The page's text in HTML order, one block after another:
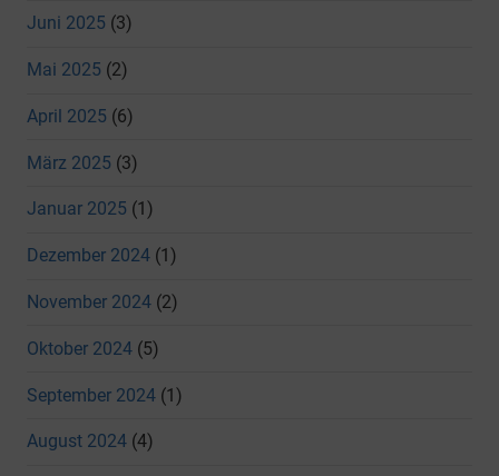
Juni 2025 (3)
Mai 2025 (2)
April 2025 (6)
März 2025 (3)
Januar 2025 (1)
Dezember 2024 (1)
November 2024 (2)
Oktober 2024 (5)
September 2024 (1)
August 2024 (4)